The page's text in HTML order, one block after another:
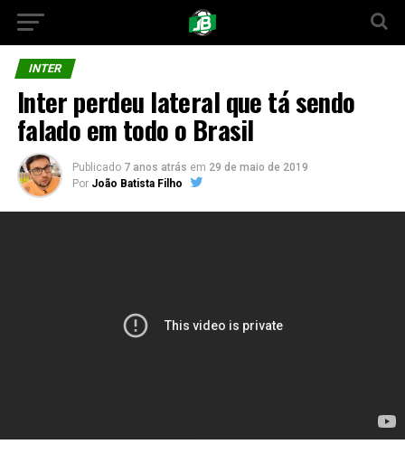
INTER
Inter perdeu lateral que tá sendo
falado em todo o Brasil
Publicado 7 anos atrás em 29 de maio de 2019
Por João Batista Filho